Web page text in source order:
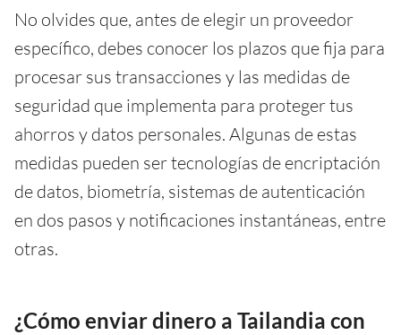
No olvides que, antes de elegir un proveedor
específico, debes conocer los plazos que fija para
procesar sus transacciones y las medidas de
seguridad que implementa para proteger tus
ahorros y datos personales. Algunas de estas
medidas pueden ser tecnologías de encriptación
de datos, biometría, sistemas de autenticación
en dos pasos y notificaciones instantáneas, entre
otras.
¿Cómo enviar dinero a Tailandia con